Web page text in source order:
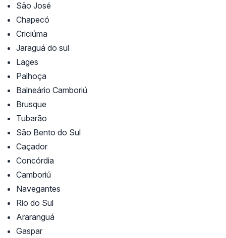
São José
Chapecó
Criciúma
Jaraguá do sul
Lages
Palhoça
Balneário Camboriú
Brusque
Tubarão
São Bento do Sul
Caçador
Concórdia
Camboriú
Navegantes
Rio do Sul
Araranguá
Gaspar